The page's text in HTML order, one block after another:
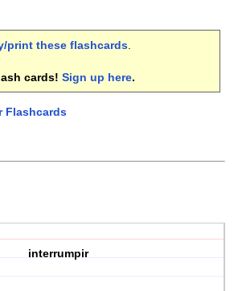
print these flashcards.
cards! Sign up here.
Flashcards
interrumpir